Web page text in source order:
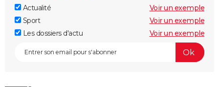
Actualité
Voir un exemple
Sport
Voir un exemple
Les dossiers d'actu
Voir un exemple